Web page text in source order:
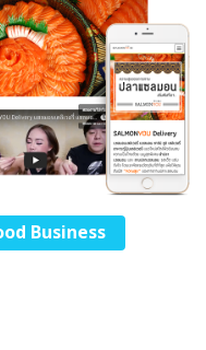
Business